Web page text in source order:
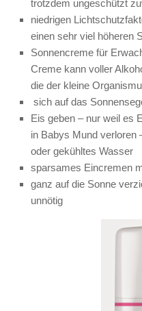
trotzdem ungeschützt
niedrigen
einen sehr viel höheren
Sonnencreme für
Creme kann voller
die der kleine
sich auf das
Eis geben – nur weil es
in Babys Mund verloren
oder gekühltes Wasser
sparsames Eincremen
ganz auf die Sonne
unnötig